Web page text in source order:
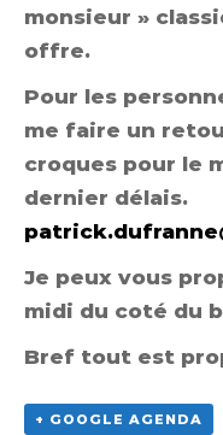
monsieur »
offre.
Pour les
me faire un
croques pour le
dernier délais.
Je peux vous
midi du coté du
Bref tout est
+ GOOGLE AGENDA